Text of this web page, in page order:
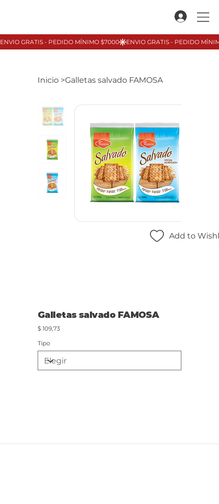
Inicio >Galletas salvado FAMOSA
Galletas salvado FAMOSA
Precio
$ 109,73
Tipo
Add to